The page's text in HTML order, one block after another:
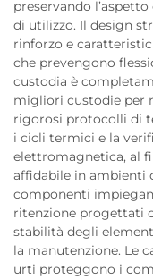
preservando
di utilizzo. Il design
rinforzo e
che prevengono
custodia è
migliori custodie per
rigorosi protocolli di
i cicli termici e la
elettromagnetica, al
affidabile in ambienti
componenti
ritenzione progettati
stabilità degli
la manutenzione. Le
urti proteggono i